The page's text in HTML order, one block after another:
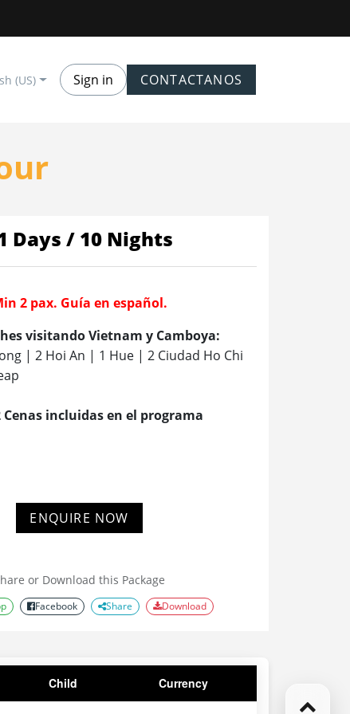
(US) Sign in CONTACTANOS
Days / 10 Nights
2 pax. Guía en español.
visitando Vietnam y Camboya:
| 2 Hoi An | 1 Hue | 2 Ciudad Ho Chi
Cenas incluidas en el programa
ENQUIRE NOW
or Download this Package
Facebook Share Download
Child Currency